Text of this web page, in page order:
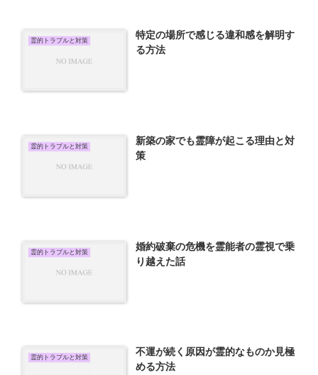
霊的トラブルと対策
特定の場所で感じる違和感を解明す
る方法
霊的トラブルと対策
新築の家でも霊障が起こる理由と対
策
霊的トラブルと対策
婚約破棄の危機を霊能者の霊視で乗
り越えた話
霊的トラブルと対策
不運が続く原因が霊的なものか見極
める方法